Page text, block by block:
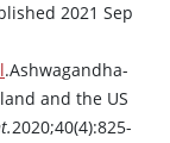
2021 Sep
.Ashwagandha-
and the US
2020;40(4):825-